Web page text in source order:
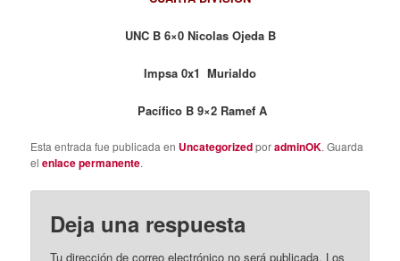
UNC B 6×0 Nicolas Ojeda B
Impsa 0x1 Murialdo
Pacífico B 9×2 Ramef A
Esta entrada fue publicada en UncategorizedporadminOK. Guarda
elenlace permanente.
Deja una respuesta
Tu dirección de correo electrónico no será publicada. Los